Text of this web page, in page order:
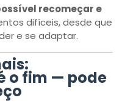
recomeçar e
difíceis, desde que
e se adaptar.
o fim — pode